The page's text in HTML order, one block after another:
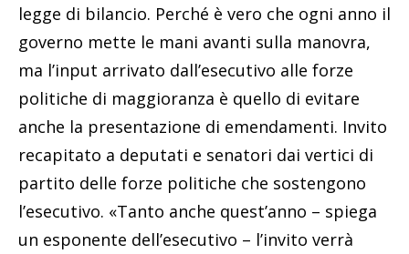
legge di bilancio. Perché è vero che ogni anno il
governo mette le mani avanti sulla manovra,
ma l’input arrivato dall’esecutivo alle forze
politiche di maggioranza è quello di evitare
anche la presentazione di emendamenti. Invito
recapitato a deputati e senatori dai vertici di
partito delle forze politiche che sostengono
l’esecutivo. «Tanto anche quest’anno – spiega
un esponente dell’esecutivo – l’invito verrà